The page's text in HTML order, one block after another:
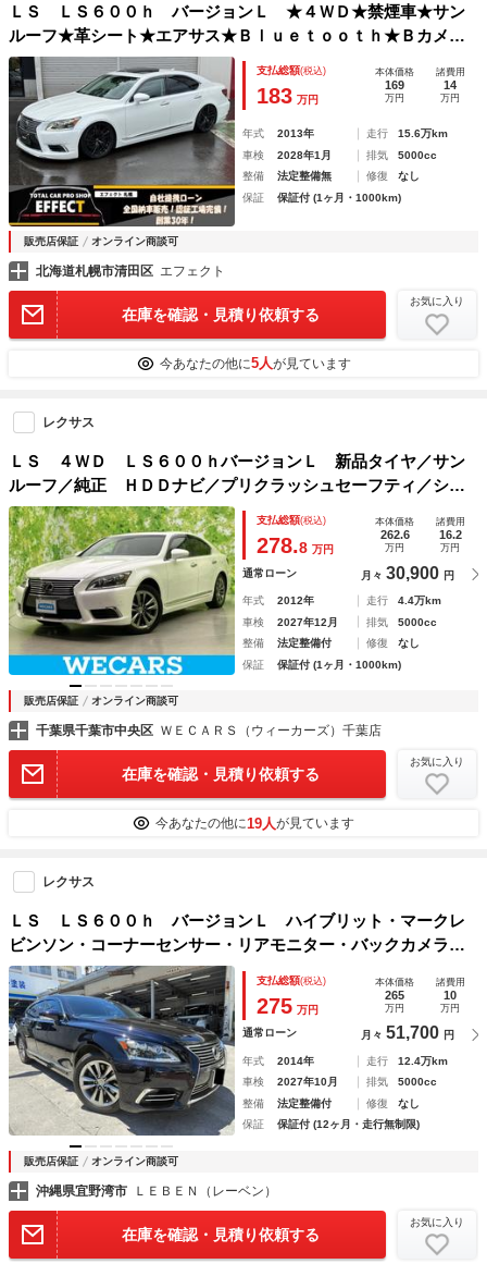
ＬＳ ＬＳ６００ｈ バージョンＬ ★４ＷＤ★禁煙車★サン
ルーフ★革シート★エアサス★Ｂｌｕｅｔｏｏｔｈ★Ｂカメラ
★ＥＴＣ★クルコン★シートヒーター★シートエアコン★パワ
ーシート★パワーバックドア★スマートキー★ナビ★ＴＶ★本
州仕入れ
支払総額(税込)
183 万円
本体価格
169
万円
諸費用
14
万円
年式 2013年 走行
15.6万km
車検
2028年1月 排気
5000cc
整備
法定整備無 修復
なし
保証
保証付 (1ヶ月・1000km)
販売店保証 オンライン商談可
北海道札幌市清田区 エフェクト
在庫を確認・見積り依頼する
お気に入り
今あなたの他に5人が見ています
レクサス
ＬＳ ４ＷＤ ＬＳ６００ｈバージョンＬ 新品タイヤ／サン
ルーフ／純正 ＨＤＤナビ／プリクラッシュセーフティ／シー
トエアコン／シート 合皮／電動バックドア／ドライブレコー
ダー 社外／ヘッドランプ ＬＥＤ／ＥＴＣ／ＥＢＤ付ＡＢＳ
支払総額(税込)
278.8 万円
本体価格
262.6
万円
諸費用
16.2
万円
通常ローン 月々 30,900 円
年式 2012年 走行
4.4万km
車検
2027年12月 排気
5000cc
整備
法定整備付 修復
なし
保証
保証付 (1ヶ月・1000km)
販売店保証 オンライン商談可
千葉県千葉市中央区 ＷＥＣＡＲＳ（ウィーカーズ）千葉店
在庫を確認・見積り依頼する
お気に入り
今あなたの他に19人が見ています
レクサス
ＬＳ ＬＳ６００ｈ バージョンＬ ハイブリット・マークレ
ビンソン・コーナーセンサー・リアモニター・バックカメラ・
Ｂｌｕｅｔｏｏｔｈ・フルセグＴＶ・リアシートリクライニン
グ・全席パワーシート・リアクーラー・電子パーキング・オッ
トマン
支払総額(税込)
275 万円
本体価格
265
万円
諸費用
10
万円
通常ローン 月々 51,700 円
年式 2014年 走行
12.4万km
車検
2027年10月 排気
5000cc
整備
法定整備付 修復
なし
保証
保証付 (12ヶ月・走行無制限)
販売店保証 オンライン商談可
沖縄県宜野湾市 ＬＥＢＥＮ（レーベン）
在庫を確認・見積り依頼する
お気に入り